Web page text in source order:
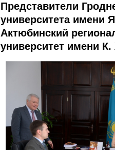
Представители
университета имени
Актюбинский
университет имени